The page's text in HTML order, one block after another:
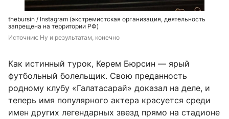
thebursin / Instagram (экстремистская организация, деятельность
запрещена на территории РФ)
Источник: Ну и результатам, конечно
Как истинный турок, Керем Бюрсин — ярый
футбольный болельщик. Свою преданность
родному клубу «Галатасарай» доказал на деле, и
теперь имя популярного актера красуется среди
имен других легендарных звезд прямо на стадионе